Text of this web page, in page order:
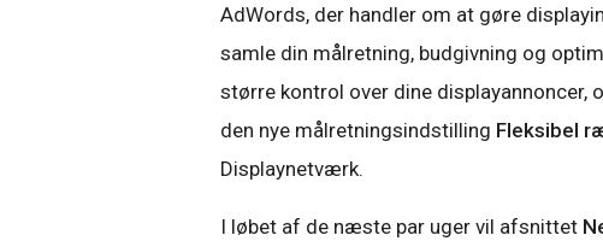
AdWords, der handler om at gøre
samle din målretning, budgivning og
større kontrol over dine
den nye målretningsindstilling Fleksibel
Displaynetværk.
I løbet af de næste par uger vil afsnittet